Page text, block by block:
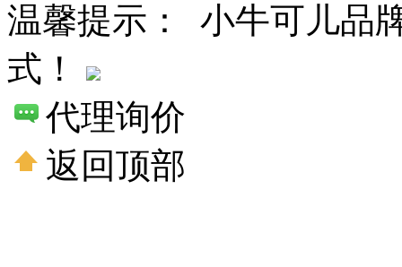
温馨提示： 小牛可儿品
式！
代理询价
返回顶部